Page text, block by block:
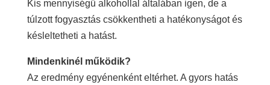
Kis mennyiségű alkohollal általában igen, de a
túlzott fogyasztás csökkentheti a hatékonyságot és
késleltetheti a hatást.
Mindenkinél működik?
Az eredmény egyénenként eltérhet. A gyors hatás